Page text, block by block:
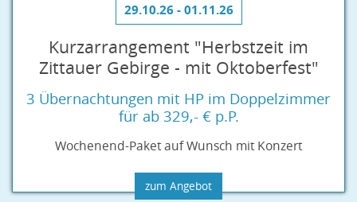
29.10.26 - 01.11.26
Kurzarrangement "Herbstzeit im
Zittauer Gebirge - mit Oktoberfest"
3 Übernachtungen mit HP im Doppelzimmer
für ab 329,- € p.P.
Wochenend-Paket auf Wunsch mit Konzert
zum Angebot